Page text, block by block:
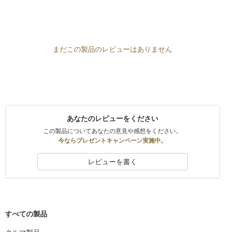
まだこの製品のレビューはありません
あなたのレビューをください
この製品についてあなたの意見や感想をください。
今ならプレゼントキャンペーン実施中。
レビューを書く
すべての製品